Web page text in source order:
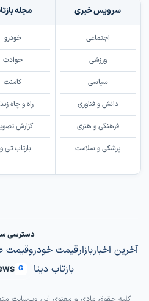
سرویس خبری
اجتماعی
ورزشی
سیاسی
دانش و فناوری
فرهنگی و هنری
پزشکی و سلامت
مجله
خودرو
حوادث
کامنت
راه و چاه
گزارش
بازتاب تی
دسترسی
آخرین اخباربازارقیمت خودروقیمت
بازتاب دیتا
G